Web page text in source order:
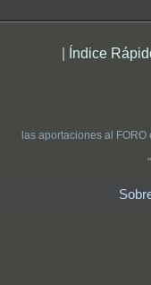
| Índice
las aportaciones al